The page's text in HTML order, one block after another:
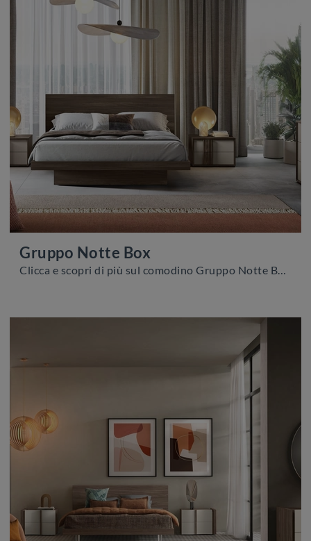
Gruppo Notte Box
Clicca e scopri di più sul comodino Gruppo Notte Box: Comodini e cassettiere di Adriatica sono ideali per spazi moderni.